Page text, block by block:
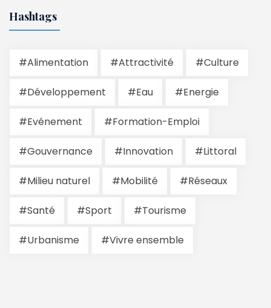
Hashtags
#Alimentation #Attractivité #Culture
#Développement #Eau #Energie
#Evénement #Formation-Emploi
#Gouvernance #Innovation #Littoral
#Milieu naturel #Mobilité #Réseaux
#Santé #Sport #Tourisme
#Urbanisme #Vivre ensemble